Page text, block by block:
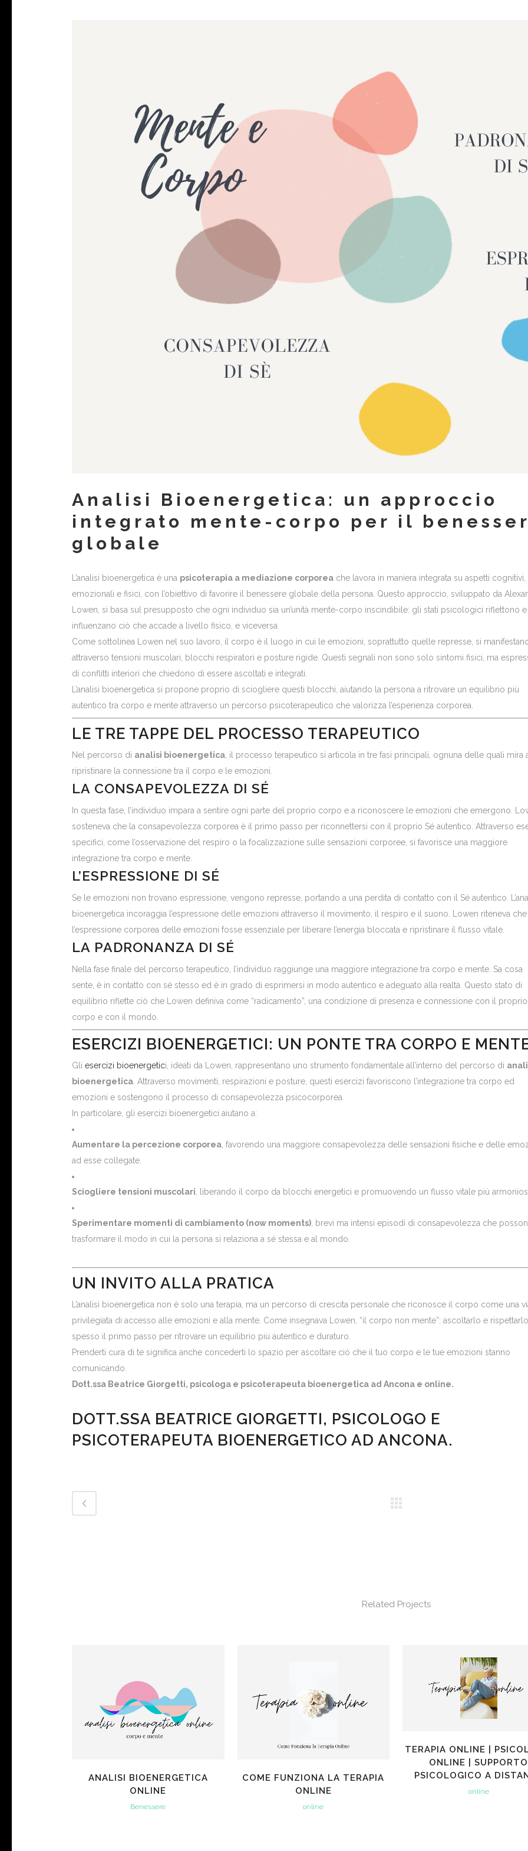
Analisi Bioenergetica: un approccio
integrato mente-corpo per il
globale
L’analisi bioenergetica è una psicoterapia a mediazione corporea che lavora in maniera integrata su aspetti cognitivi,
emozionali e fisici, con l’obiettivo di favorire il benessere globale della persona. Questo approccio, sviluppato da
Lowen, si basa sul presupposto che ogni individuo sia un’unità mente-corpo inscindibile: gli stati psicologici riflettono e
influenzano ciò che accade a livello fisico, e viceversa.
Come sottolinea Lowen nel suo lavoro, il corpo è il luogo in cui le emozioni, soprattutto quelle represse, si
attraverso tensioni muscolari, blocchi respiratori e posture rigide. Questi segnali non sono solo sintomi fisici, ma
di conflitti interiori che chiedono di essere ascoltati e integrati.
L’analisi bioenergetica si propone proprio di sciogliere questi blocchi, aiutando la persona a ritrovare un equilibrio più
autentico tra corpo e mente attraverso un percorso psicoterapeutico che valorizza l’esperienza corporea.
LE TRE TAPPE DEL PROCESSO TERAPEUTICO
Nel percorso di analisi bioenergetica , il processo terapeutico si articola in tre fasi principali, ognuna delle quali mira
ripristinare la connessione tra il corpo e le emozioni.
LA CONSAPEVOLEZZA DI SÉ
In questa fase, l’individuo impara a sentire ogni parte del proprio corpo e a riconoscere le emozioni che emergono.
sosteneva che la consapevolezza corporea è il primo passo per riconnettersi con il proprio Sé autentico. Attraverso
specifici, come l’osservazione del respiro o la focalizzazione sulle sensazioni corporee, si favorisce una maggiore
integrazione tra corpo e mente.
L’ESPRESSIONE DI SÉ
Se le emozioni non trovano espressione, vengono represse, portando a una perdita di contatto con il Sé autentico.
bioenergetica incoraggia l’espressione delle emozioni attraverso il movimento, il respiro e il suono. Lowen riteneva che
l’espressione corporea delle emozioni fosse essenziale per liberare l’energia bloccata e ripristinare il flusso vitale.
LA PADRONANZA DI SÉ
Nella fase finale del percorso terapeutico, l’individuo raggiunge una maggiore integrazione tra corpo e mente. Sa cosa
sente, è in contatto con sé stesso ed è in grado di esprimersi in modo autentico e adeguato alla realtà. Questo stato di
equilibrio riflette ciò che Lowen definiva come “radicamento”, una condizione di presenza e connessione con il proprio
corpo e con il mondo.
ESERCIZI BIOENERGETICI: UN PONTE TRA CORPO E
Gli esercizi bioenergetici, ideati da Lowen, rappresentano uno strumento fondamentale all’interno del percorso di
bioenergetica . Attraverso movimenti, respirazioni e posture, questi esercizi favoriscono l’integrazione tra corpo ed
emozioni e sostengono il processo di consapevolezza psicocorporea.
In particolare, gli esercizi bioenergetici aiutano a:
Aumentare la percezione corporea , favorendo una maggiore consapevolezza delle sensazioni fisiche e delle
ad esse collegate.
Sciogliere tensioni muscolari , liberando il corpo da blocchi energetici e promuovendo un flusso vitale più
Sperimentare momenti di cambiamento (now moments) , brevi ma intensi episodi di consapevolezza che
trasformare il modo in cui la persona si relaziona a sé stessa e al mondo.
UN INVITO ALLA PRATICA
L’analisi bioenergetica non è solo una terapia, ma un percorso di crescita personale che riconosce il corpo come una
privilegiata di accesso alle emozioni e alla mente. Come insegnava Lowen, “il corpo non mente”: ascoltarlo e
spesso il primo passo per ritrovare un equilibrio più autentico e duraturo.
Prenderti cura di te significa anche concederti lo spazio per ascoltare ciò che il tuo corpo e le tue emozioni stanno
comunicando.
Dott.ssa Beatrice Giorgetti, psicologa e psicoterapeuta bioenergetica ad Ancona e online.
DOTT.SSA BEATRICE GIORGETTI, PSICOLOGO E
PSICOTERAPEUTA BIOENERGETICO AD ANCONA.
Related Projects
VIEW
ANALISI BIOENERGETICA
ONLINE
Benessere
VIEW
COME FUNZIONA LA TERAPIA
ONLINE
online
VIEW
TERAPIA ONLINE |
ONLINE | SUPPORTO
PSICOLOGICO A
online